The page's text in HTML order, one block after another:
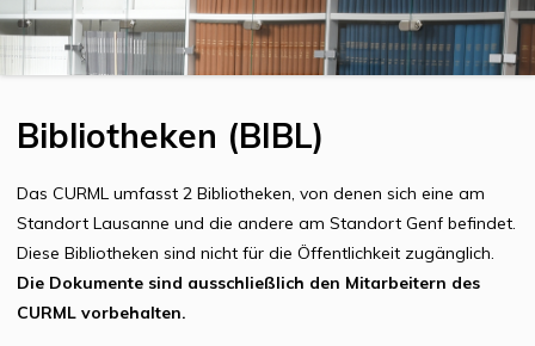
Bibliotheken (BIBL)
Das CURML umfasst 2 Bibliotheken, von denen sich eine am
Standort Lausanne und die andere am Standort Genf befindet.
Diese Bibliotheken sind nicht für die Öffentlichkeit zugänglich.
Die Dokumente sind ausschließlich den Mitarbeitern des
CURML vorbehalten.